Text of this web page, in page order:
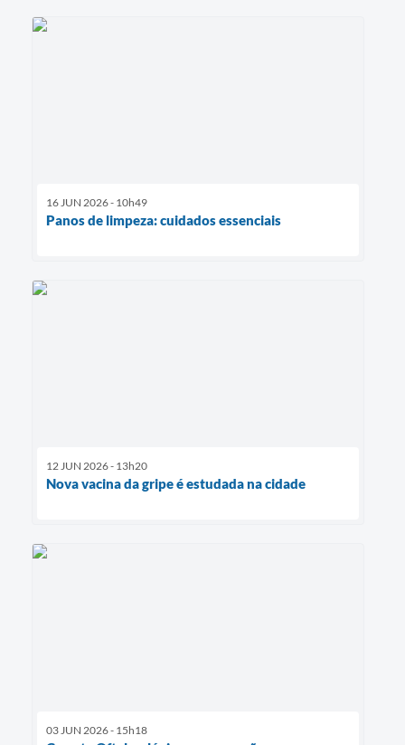
16 JUN 2026 - 10h49
Panos de limpeza: cuidados essenciais
12 JUN 2026 - 13h20
Nova vacina da gripe é estudada na cidade
03 JUN 2026 - 15h18